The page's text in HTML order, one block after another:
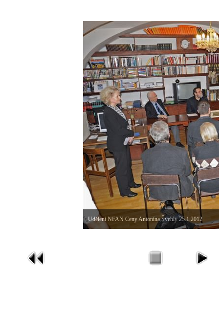
Udělení NFAN Ceny Antonína Švehly 25.1.2012